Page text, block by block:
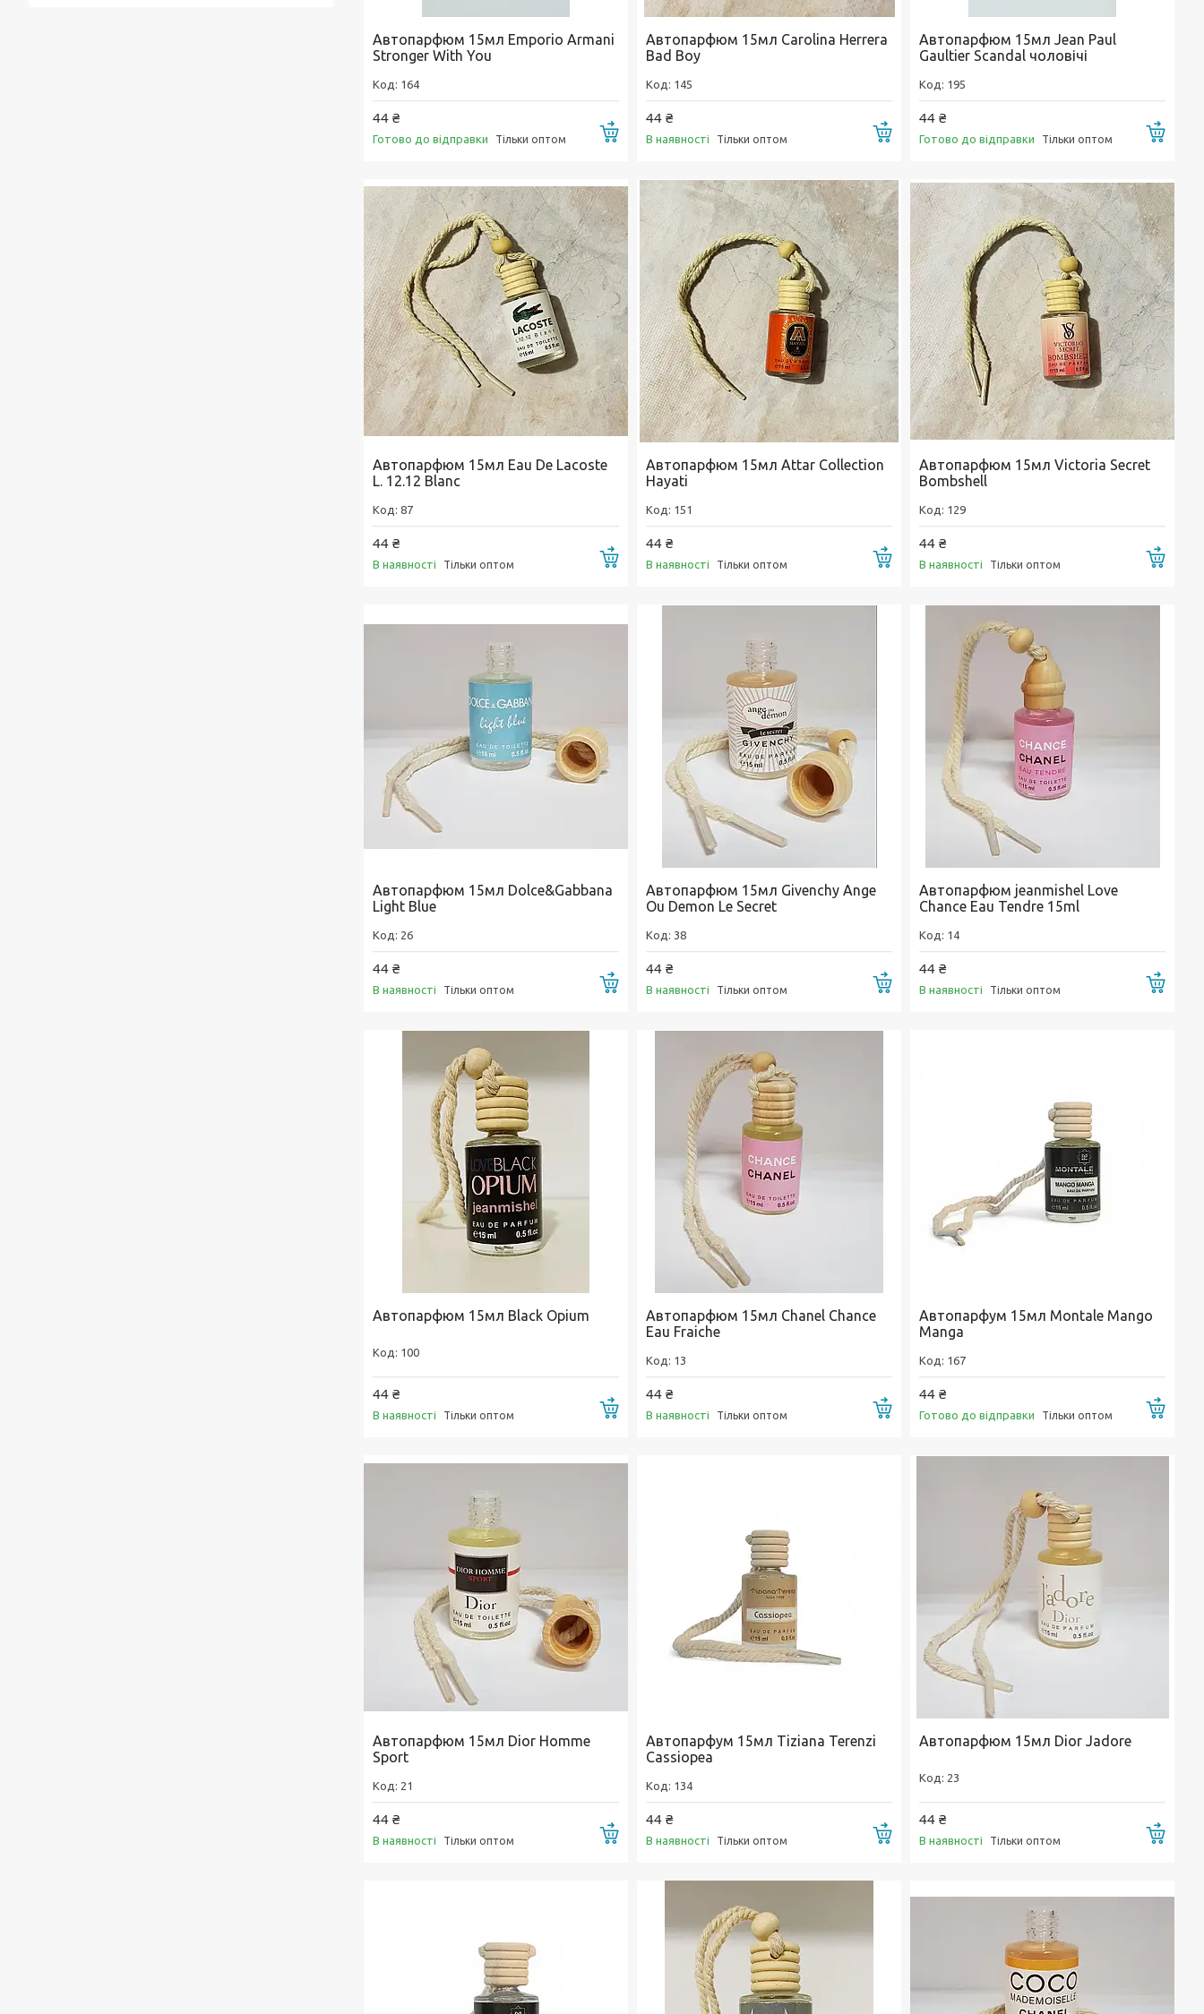
Автопарфюм 15мл Emporio Armani
Stronger With You
164
44 ₴
Готово до відправки Тільки оптом Купити
Автопарфюм 15мл Carolina Herrera
Bad Boy
145
44 ₴
В наявності Тільки оптом Купити
Автопарфюм 15мл Jean Paul
Gaultier Scandal чоловічі
195
44 ₴
Готово до відправки Тільки оптом
Автопарфюм 15мл Eau De Lacoste
L. 12.12 Blanc
87
44 ₴
В наявності Тільки оптом Купити
Автопарфюм 15мл Attar Collection
Hayati
151
44 ₴
В наявності Тільки оптом Купити
Автопарфюм 15мл Victoria Secret
Bombshell
129
44 ₴
В наявності Тільки оптом
Автопарфюм 15мл Dolce&Gabbana
Light Blue
26
44 ₴
В наявності Тільки оптом Купити
Автопарфюм 15мл Givenchy Ange
Ou Demon Le Secret
38
44 ₴
В наявності Тільки оптом Купити
Автопарфюм jeanmishel Love
Chance Eau Tendre 15ml
14
44 ₴
В наявності Тільки оптом
Автопарфюм 15мл Black Opium
100
44 ₴
В наявності Тільки оптом Купити
Автопарфюм 15мл Chanel Chance
Eau Fraiche
13
44 ₴
В наявності Тільки оптом Купити
Автопарфум 15мл Montale Mango
Manga
167
44 ₴
Готово до відправки Тільки оптом
Автопарфюм 15мл Dior Homme
Sport
21
44 ₴
В наявності Тільки оптом Купити
Автопарфум 15мл Tiziana Terenzi
Cassiopea
134
44 ₴
В наявності Тільки оптом Купити
Автопарфюм 15мл Dior Jadore
23
44 ₴
В наявності Тільки оптом